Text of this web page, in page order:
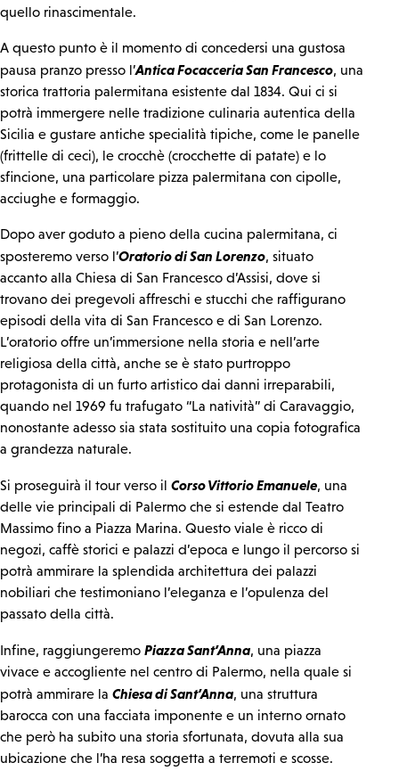
quello rinascimentale.
A questo punto è il momento di concedersi una gustosa
pausa pranzo presso l’Antica Focacceria San Francesco, una
storica trattoria palermitana esistente dal 1834. Qui ci si
potrà immergere nelle tradizione culinaria autentica della
Sicilia e gustare antiche specialità tipiche, come le panelle
(frittelle di ceci), le crocchè (crocchette di patate) e lo
sfincione, una particolare pizza palermitana con cipolle,
acciughe e formaggio.
Dopo aver goduto a pieno della cucina palermitana, ci
sposteremo verso l’Oratorio di San Lorenzo, situato
accanto alla Chiesa di San Francesco d’Assisi, dove si
trovano dei pregevoli affreschi e stucchi che raffigurano
episodi della vita di San Francesco e di San Lorenzo.
L’oratorio offre un’immersione nella storia e nell’arte
religiosa della città, anche se è stato purtroppo
protagonista di un furto artistico dai danni irreparabili,
quando nel 1969 fu trafugato “La natività” di Caravaggio,
nonostante adesso sia stata sostituito una copia fotografica
a grandezza naturale.
Si proseguirà il tour verso il Corso Vittorio Emanuele, una
delle vie principali di Palermo che si estende dal Teatro
Massimo fino a Piazza Marina. Questo viale è ricco di
negozi, caffè storici e palazzi d’epoca e lungo il percorso si
potrà ammirare la splendida architettura dei palazzi
nobiliari che testimoniano l’eleganza e l’opulenza del
passato della città.
Infine, raggiungeremo Piazza Sant’Anna, una piazza
vivace e accogliente nel centro di Palermo, nella quale si
potrà ammirare la Chiesa di Sant’Anna, una struttura
barocca con una facciata imponente e un interno ornato
che però ha subito una storia sfortunata, dovuta alla sua
ubicazione che l’ha resa soggetta a terremoti e scosse.